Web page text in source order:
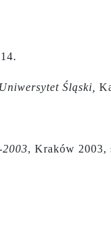
Śląski,
, Kraków 2003,